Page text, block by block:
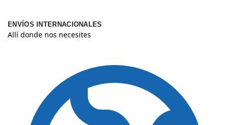
ENVÍOS INTERNACIONALES
Allí donde nos necesites